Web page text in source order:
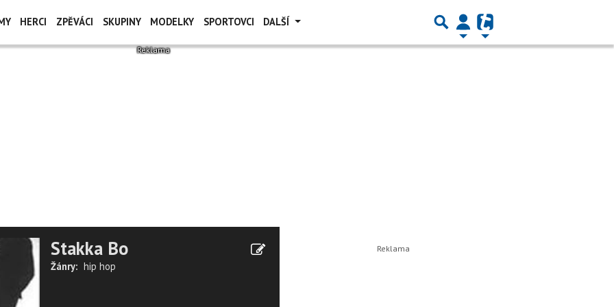
HERCI ZPĚVÁCI SKUPINY MODELKY SPORTOVCI DALŠÍ
Stakka Bo
Žánry: hip hop